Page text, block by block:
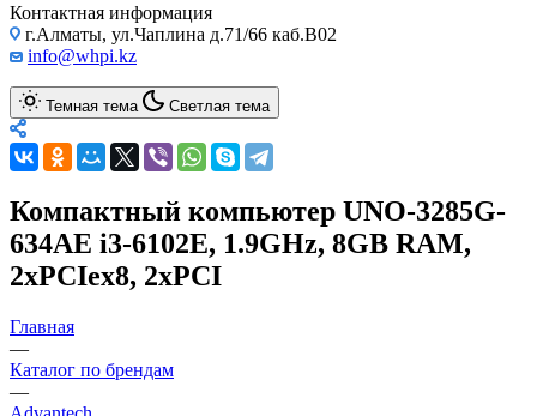
Контактная информация
г.Алматы, ул.Чаплина д.71/66 каб.B02
info@whpi.kz
Темная тема Светлая тема
Компактный компьютер UNO-3285G-
634AE i3-6102E, 1.9GHz, 8GB RAM,
2xPCIex8, 2xPCI
Главная
—
Каталог по брендам
—